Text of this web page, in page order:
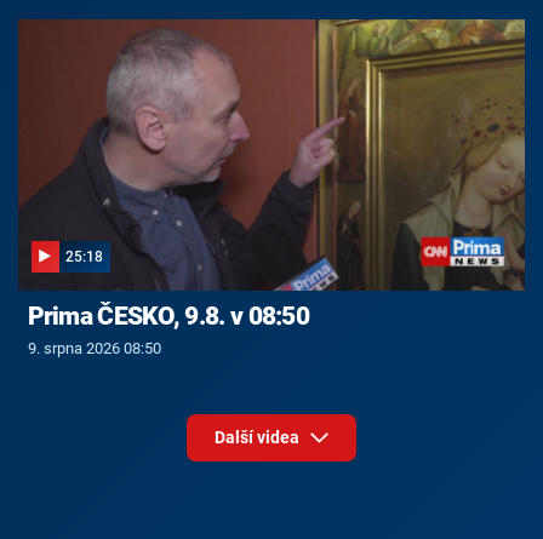
25:18
Prima ČESKO, 9.8. v 08:50
9. srpna 2026 08:50
Další videa